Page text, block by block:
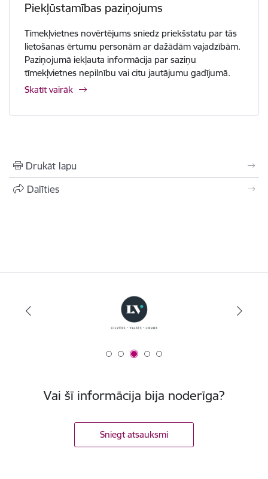
Piekļūstamības paziņojums
Tīmekļvietnes novērtējums sniedz priekšstatu par tās
lietošanas ērtumu personām ar dažādām vajadzībām.
Paziņojumā iekļauta informācija par saziņu
tīmekļvietnes nepilnību vai citu jautājumu gadījumā.
Skatīt vairāk
Drukāt lapu
Dalīties
Vai šī informācija bija noderīga?
Sniegt atsauksmi